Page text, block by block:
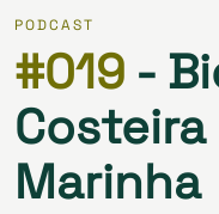
PODCAST
#019 -
Marinha